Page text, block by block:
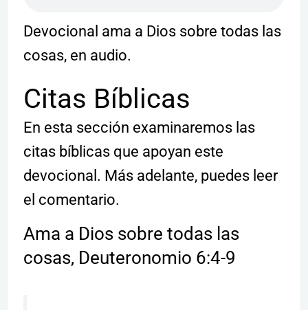
Devocional ama a Dios sobre todas las
cosas, en audio.
Citas Bíblicas
En esta sección examinaremos las
citas bíblicas que apoyan este
devocional. Más adelante, puedes leer
el comentario.
Ama a Dios sobre todas las
cosas, Deuteronomio 6:4-9